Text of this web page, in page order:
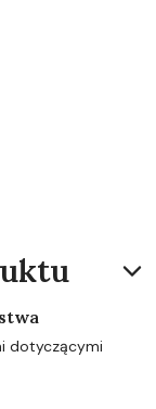
dotyczącymi